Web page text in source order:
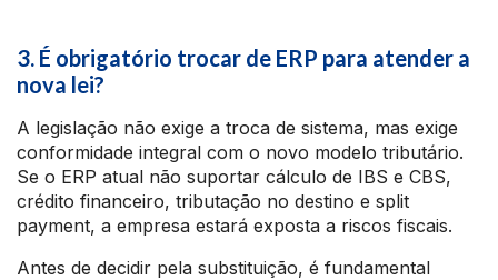
3. É obrigatório trocar de ERP para atender a
nova lei?
A legislação não exige a troca de sistema, mas exige
conformidade integral com o novo modelo tributário.
Se o ERP atual não suportar cálculo de IBS e CBS,
crédito financeiro, tributação no destino e split
payment, a empresa estará exposta a riscos fiscais.
Antes de decidir pela substituição, é fundamental